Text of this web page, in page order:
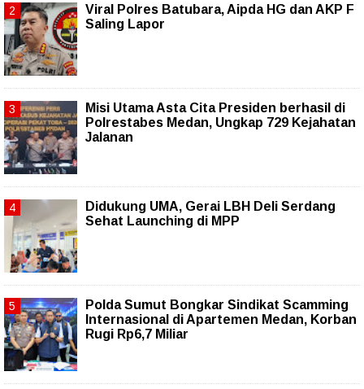
Viral Polres Batubara, Aipda HG dan AKP F
Saling Lapor
Misi Utama Asta Cita Presiden berhasil di
Polrestabes Medan, Ungkap 729 Kejahatan
Jalanan
Didukung UMA, Gerai LBH Deli Serdang
Sehat Launching di MPP
Polda Sumut Bongkar Sindikat Scamming
Internasional di Apartemen Medan, Korban
Rugi Rp6,7 Miliar